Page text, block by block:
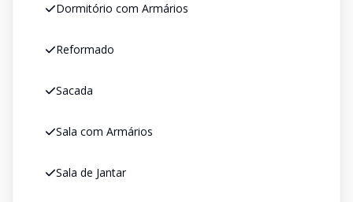
Dormitório com Armários
Reformado
Sacada
Sala com Armários
Sala de Jantar